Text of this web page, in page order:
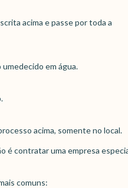
acima e passe por toda a
em água.
acima, somente no local.
é contratar uma empresa
comuns: